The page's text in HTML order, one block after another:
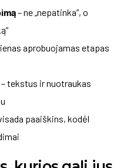
– ne „nepatinka”, o
aprobuojamas etapas
– tekstus ir nuotraukas
paaiškins, kodėl